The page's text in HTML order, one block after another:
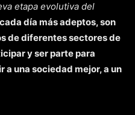
etapa evolutiva del
día más adeptos, son
de diferentes sectores de
y ser parte para
una sociedad mejor, a un